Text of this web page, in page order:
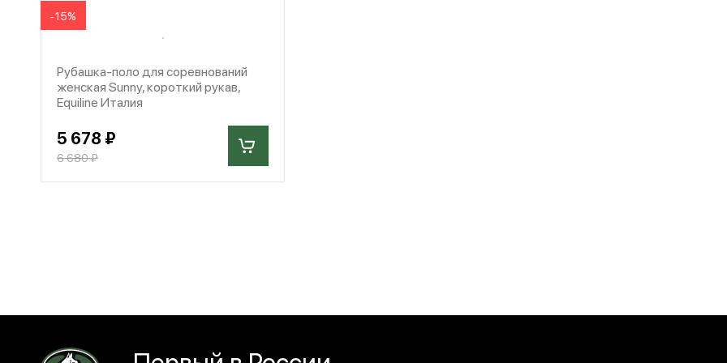
-15%
Рубашка-поло для соревнований
женская Sunny, короткий рукав,
Equiline Италия
5 678 ₽
6 680 ₽